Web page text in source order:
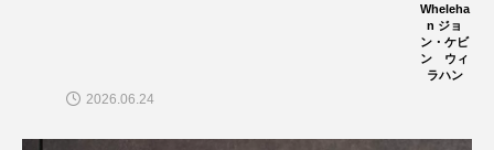
Wheleha
n ジョ
ン・ケビ
ン ウィ
ラハン
2026.06.24